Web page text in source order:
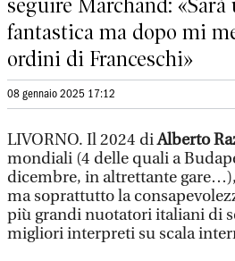
seguire Marchand: «Sarà
fantastica ma dopo mi
ordini di Franceschi»
08 gennaio 2025 17:12
LIVORNO. Il 2024 diAlberto
mondiali (4 delle quali a
dicembre, in altrettante
ma soprattutto la
più grandi nuotatori italiani di
migliori interpreti su scala